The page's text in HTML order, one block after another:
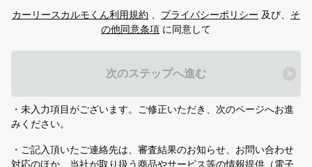
カーリースカルモくん利用規約 プライバシーポリシー 及び、 そ
の他同意条項 に同意して
次のステップへ進む
・未入力項目がございます。ご修正いただき、次のページへお進
みください。
・ご記入頂いたご連絡先は、審査結果のお知らせ、お問い合わせ
対応のほか、当社が取り扱う商品やサービス等の情報提供（電子